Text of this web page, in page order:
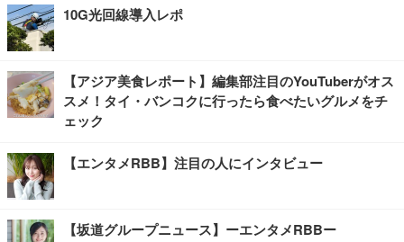
10G光回線導入レポ
【アジア美食レポート】編集部注目のYouTuberがオス
スメ！タイ・バンコクに行ったら食べたいグルメをチ
ェック
【エンタメRBB】注目の人にインタビュー
【坂道グループニュース】ーエンタメRBBー